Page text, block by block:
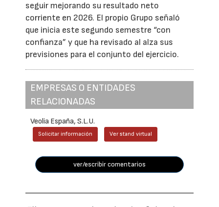
seguir mejorando su resultado neto
corriente en 2026. El propio Grupo señaló
que inicia este segundo semestre “con
confianza” y que ha revisado al alza sus
previsiones para el conjunto del ejercicio.
EMPRESAS O ENTIDADES
RELACIONADAS
Veolia España, S.L.U.
Solicitar información Ver stand virtual
ver/escribir comentarios